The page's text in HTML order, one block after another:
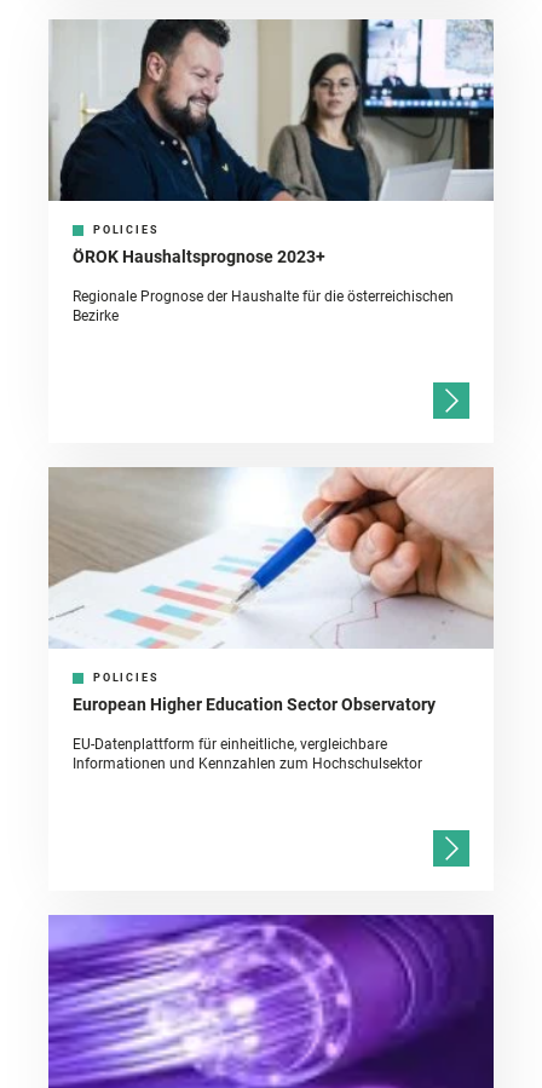
POLICIES
ÖROK Haushaltsprognose 2023+
Regionale Prognose der Haushalte für die österreichischen
Bezirke
POLICIES
European Higher Education Sector Observatory
EU-Datenplattform für einheitliche, vergleichbare
Informationen und Kennzahlen zum Hochschulsektor